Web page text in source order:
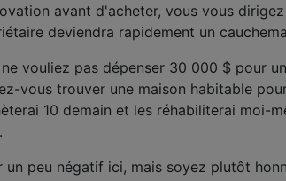
avant d'acheter, vous vous
deviendra rapidement un
vouliez pas dépenser 30 000 $ pour
vous trouver une maison habitable
10 demain et les réhabiliterai moi-
peu négatif ici, mais soyez plutôt